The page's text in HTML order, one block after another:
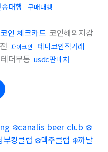
대행 구매대행
코인 체크카드 코인해외지갑
파이코인
테더코인직거래
테더무통 usdc판매처
❄️canalis beer club ❄️
부킹클럽 ❄️맥주클럽 ❄️까날